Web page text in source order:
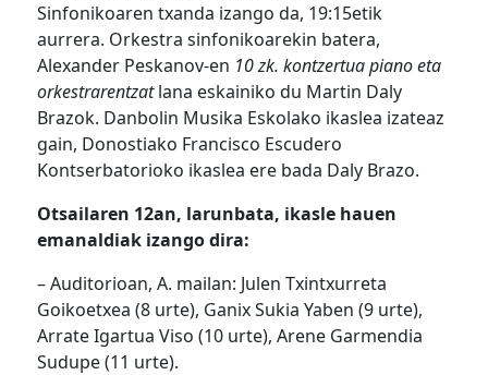
Sinfonikoaren txanda izango da, 19:15etik
aurrera. Orkestra sinfonikoarekin batera,
Alexander Peskanov-en 10 zk. kontzertua piano eta
orkestrarentzatlana eskainiko du Martin Daly
Brazok. Danbolin Musika Eskolako ikaslea izateaz
gain, Donostiako Francisco Escudero
Kontserbatorioko ikaslea ere bada Daly Brazo.
Otsailaren 12an, larunbata, ikasle hauen
emanaldiak izango dira:
– Auditorioan, A. mailan: Julen Txintxurreta
Goikoetxea (8 urte), Ganix Sukia Yaben (9 urte),
Arrate Igartua Viso (10 urte), Arene Garmendia
Sudupe (11 urte).